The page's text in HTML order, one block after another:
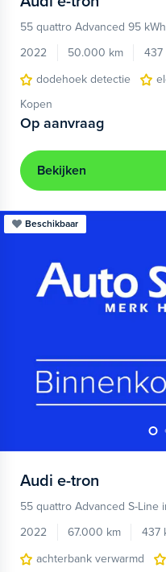
55 quattro Advanced 95 kWh
2022
50.000 km 437
dodehoek detectie
Kopen
Op aanvraag
Bekijken
Beschikbaar
Audi e-tron
55 quattro Advanced S-Line
2022
67.000 km 437
achterbank verwarmd